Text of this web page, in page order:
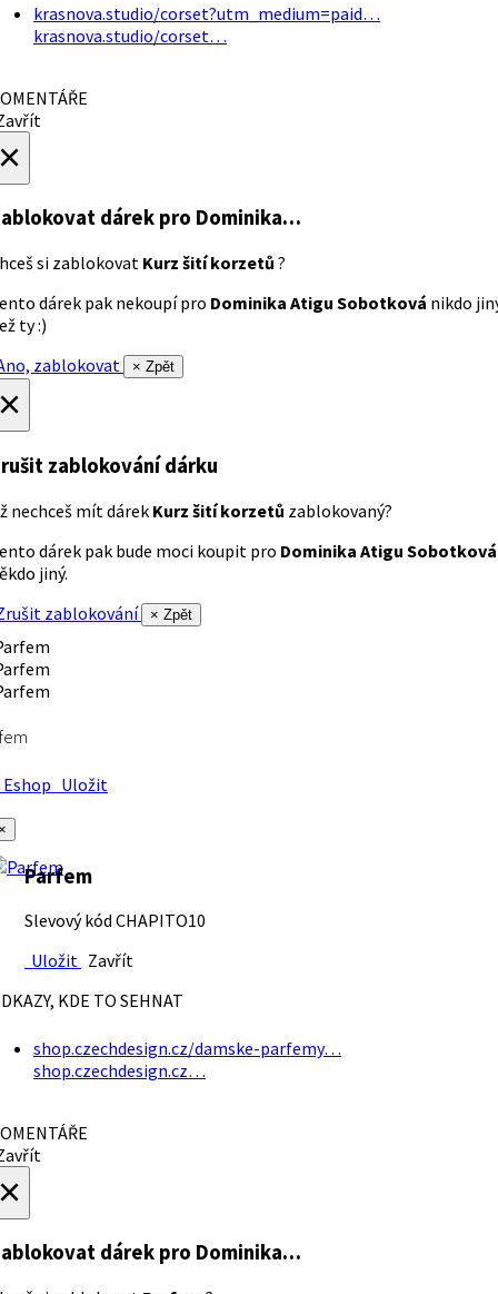
krasnova.studio/corset?utm_medium=paid…
krasnova.studio/corset…
dárek pro Dominika…
si zablokovat Kurz šití korzetů ?
dárek pak nekoupí pro Dominika Atigu Sobotková nikdo
ty :)
zablokovat
× Zpět
zablokování dárku
nechceš mít dárek Kurz šití korzetů zablokovaný?
dárek pak bude moci koupit pro Dominika Atigu Sobotková
jiný.
zablokování
× Zpět
Uložit
Parfem
Slevový kód CHAPITO10
Uložit Zavřít
KDE TO SEHNAT
shop.czechdesign.cz/damske-parfemy…
shop.czechdesign.cz…
dárek pro Dominika…